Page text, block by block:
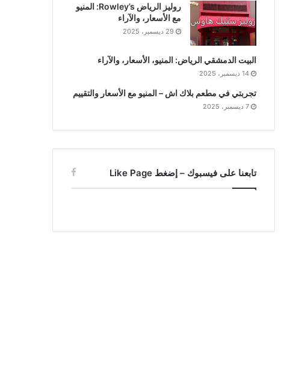
روليز الرياض Rowley’s: المنيو
مع الأسعار، والآراء
29 ديسمبر، 2025
البيت الدمشقي الرياض: المنيو، الأسعار، والآراء
14 ديسمبر، 2025
تجربتي في مطعم بلاك اش – المنيو مع الأسعار والتقييم
7 ديسمبر، 2025
تابعنا على فيسبوك – إضغط Like Page